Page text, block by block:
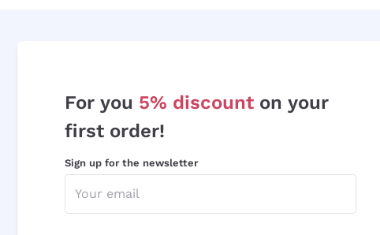
For you 5% discount on your
first order!
Sign up for the newsletter